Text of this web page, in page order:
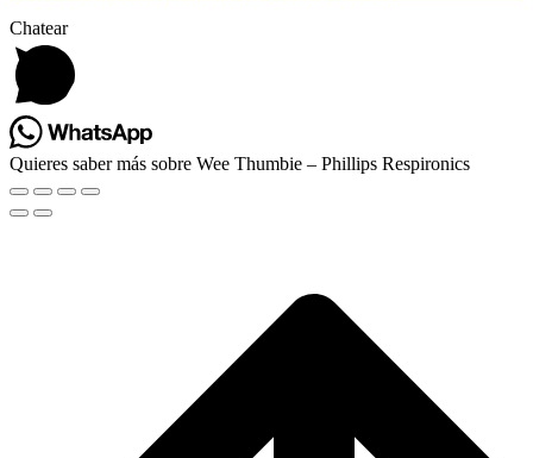
Chatear
Quieres saber más sobre Wee Thumbie – Phillips Respironics